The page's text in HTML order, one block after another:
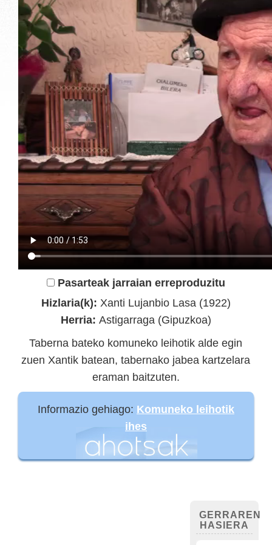
Pasarteak jarraian erreproduzitu
Hizlaria(k): Xanti Lujanbio Lasa (1922)
Herria: Astigarraga (Gipuzkoa)
Taberna bateko komuneko leihotik alde egin
zuen Xantik batean, tabernako jabea kartzelara
eraman baitzuten.
Informazio gehiago: Komuneko leihotik
ihes
GERRAREN
HASIERA